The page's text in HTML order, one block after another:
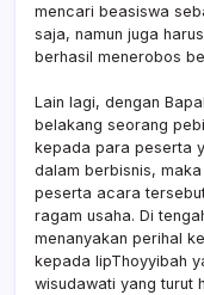
mencari beasiswa
saja, namun juga
berhasil menerobos
Lain lagi, dengan
belakang seorang
kepada para peserta
dalam berbisnis,
peserta acara
ragam usaha. Di
menanyakan perihal
kepada IipThoyyibah
wisudawati yang turut